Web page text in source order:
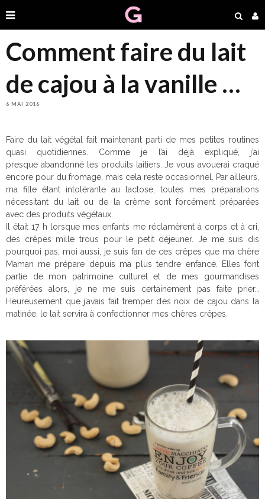
Comment faire du lait
de cajou à la vanille …
6 MAI 2016
Faire du lait végétal fait maintenant parti de mes petites routines
quasi quotidiennes. Comme je l’ai déjà expliqué, j’ai
presque abandonné les produits laitiers. Je vous avouerai craqué
encore pour du fromage, mais cela reste occasionnel. Par ailleurs,
ma fille étant intolérante au lactose, toutes mes préparations
nécessitant du lait ou de la crème sont forcément préparées
avec des produits végétaux.
Il était 17 h lorsque mes enfants me réclamèrent à corps et à cri,
des crêpes mille trous pour le petit déjeuner. Je me suis dis
pourquoi pas, moi aussi, je suis fan de ces crêpes que ma chère
Maman me prépare depuis ma plus tendre enfance. Elles font
partie de mon patrimoine culturel et de mes gourmandises
préférées alors, je ne me suis certainement pas faite prier…
Heureusement que j’avais fait tremper des noix de cajou dans la
matinée, le lait servira à confectionner mes chères crêpes.